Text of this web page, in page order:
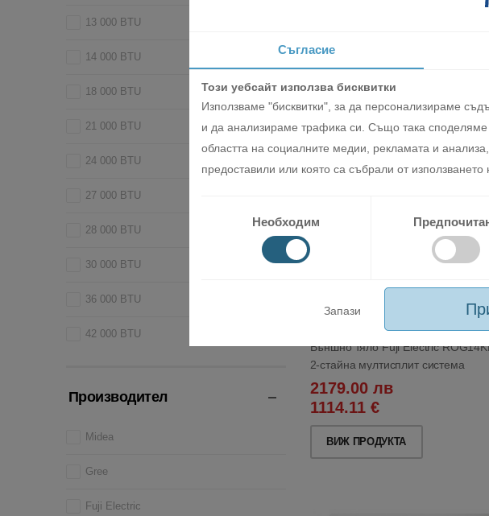
13 000 BTU
14 000 BTU
18 000 BTU
21 000 BTU
24 000 BTU
27 000 BTU
28 000 BTU
30 000 BTU
36 000 BTU
42 000 BTU
Производител
Midea
Gree
Fuji Electric
2450.00 €
ДОБАВИ
Външно тяло Fuji Electric
2-стайна мултисплит система
2179.00 лв
1114.11 €
ВИЖ ПРОДУКТА
Съгласие
Този уебсайт използва бисквитки
Използваме "бисквитки", за да персонализираме
и да анализираме трафика си. Също така
областта на социалните медии, рекламата и
предоставили или която са събрали от използването
Необходим
Запази